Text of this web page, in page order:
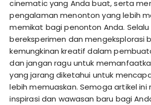
cinematic yang Anda buat, serta
pengalaman menonton yang lebih
memikat bagi penonton Anda.
bereksperimen dan mengeksplorasi
kemungkinan kreatif dalam
dan jangan ragu untuk
yang jarang diketahui untuk
lebih memuaskan. Semoga artikel ini
inspirasi dan wawasan baru bagi